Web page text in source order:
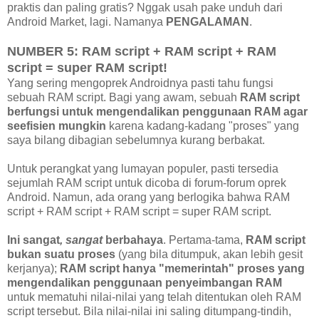
praktis dan paling gratis? Nggak usah pake unduh dari
Android Market, lagi. Namanya PENGALAMAN .
NUMBER 5: RAM script + RAM script + RAM
script = super RAM script!
Yang sering mengoprek Androidnya pasti tahu fungsi
sebuah RAM script. Bagi yang awam, sebuah RAM script
berfungsi untuk mengendalikan penggunaan RAM agar
seefisien mungkin karena kadang-kadang "proses" yang
saya bilang dibagian sebelumnya kurang berbakat.
Untuk perangkat yang lumayan populer, pasti tersedia
sejumlah RAM script untuk dicoba di forum-forum oprek
Android. Namun, ada orang yang berlogika bahwa RAM
script + RAM script + RAM script = super RAM script.
Ini sangat, sangat berbahaya. Pertama-tama, RAM script
bukan suatu proses (yang bila ditumpuk, akan lebih gesit
kerjanya); RAM script hanya "memerintah" proses yang
mengendalikan penggunaan penyeimbangan RAM
untuk mematuhi nilai-nilai yang telah ditentukan oleh RAM
script tersebut. Bila nilai-nilai ini saling ditumpang-tindih,